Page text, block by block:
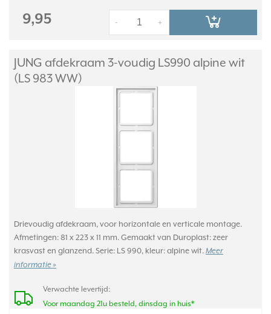
9,95 +
-
JUNG afdekraam 3-voudig LS990 alpine wit
(LS 983 WW)
Drievoudig afdekraam, voor horizontale en verticale montage.
Afmetingen: 81 x 223 x 11 mm. Gemaakt van Duroplast: zeer
krasvast en glanzend. Serie: LS 990, kleur: alpine wit. Meer
informatie »
Verwachte levertijd:
Voor maandag 21u besteld, dinsdag in huis*